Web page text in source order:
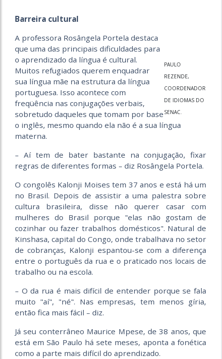
Barreira cultural
PAULO
REZENDE,
COORDENADOR
DE IDIOMAS DO
SENAC.
A professora Rosângela Portela destaca
que uma das principais dificuldades para
o aprendizado da língua é cultural.
Muitos refugiados querem enquadrar
sua língua mãe na estrutura da língua
portuguesa. Isso acontece com
freqüência nas conjugações verbais,
sobretudo daqueles que tomam por base
o inglês, mesmo quando ela não é a sua língua
materna.
– Aí tem de bater bastante na conjugação, fixar
regras de diferentes formas – diz Rosângela Portela.
O congolês Kalonji Moises tem 37 anos e está há um
no Brasil. Depois de assistir a uma palestra sobre
cultura brasileira, disse não querer casar com
mulheres do Brasil porque "elas não gostam de
cozinhar ou fazer trabalhos domésticos". Natural de
Kinshasa, capital do Congo, onde trabalhava no setor
de cobranças, Kalonji espantou-se com a diferença
entre o português da rua e o praticado nos locais de
trabalho ou na escola.
– O da rua é mais difícil de entender porque se fala
muito "aí", "né". Nas empresas, tem menos gíria,
então fica mais fácil – diz.
Já seu conterrâneo Maurice Mpese, de 38 anos, que
está em São Paulo há sete meses, aponta a fonética
como a parte mais difícil do aprendizado.